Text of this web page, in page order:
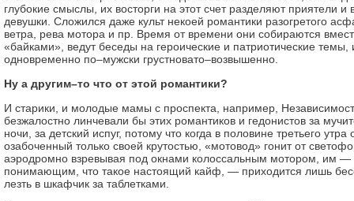
глубокие смыслы, их восторги на этот счет разделяют приятели
девушки. Сложился даже культ некоей романтики разогретого
ветра, рева мотора и пр. Время от времени они собираются
«байками», ведут беседы на героические и патриотические темы,
одновременно по–мужски грустновато–возвышенно.
Ну а другим–то что от этой романтики?
И старики, и молодые мамы с проспекта, например,
безжалостно линчевали бы этих романтиков и гедонистов за
ночи, за детский испуг, потому что когда в половине третьего утра
озабоченный только своей крутостью, «мотовод» гонит от
аэродромно взревывая под окнами колоссальным мотором, им
понимающим, что такое настоящий кайф, — приходится лишь
лезть в шкафчик за таблетками.